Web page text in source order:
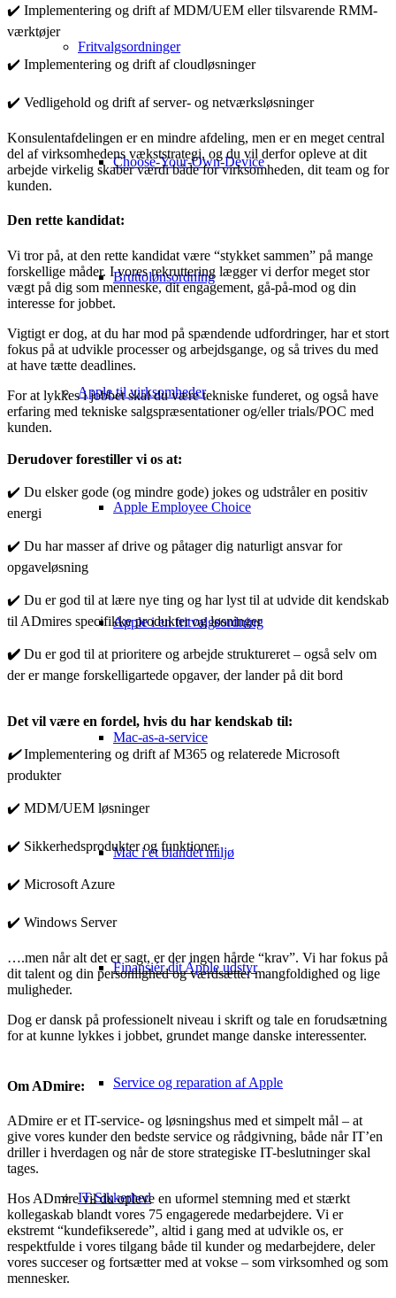
Fritvalgsordninger
Choose-Your-Own-Device
Bruttolønsordning
Apple til virksomheder
Apple Employee Choice
Apple i en fritvalgsordning
Mac-as-a-service
Mac i et blandet miljø
Finansiér dit Apple udstyr
Service og reparation af Apple
IT-Sikkerhed
✔️ Implementering og drift af MDM/UEM eller tilsvarende RMM-
værktøjer
✔️ Implementering og drift af cloudløsninger
✔️ Vedligehold og drift af server- og netværksløsninger
Konsulentafdelingen er en mindre afdeling, men er en meget central
del af virksomhedens vækststrategi, og du vil derfor opleve at dit
arbejde virkelig skaber værdi både for virksomheden, dit team og for
kunden.
Den rette kandidat:
Vi tror på, at den rette kandidat være “stykket sammen” på mange
forskellige måder. I vores rekruttering lægger vi derfor meget stor
vægt på dig som menneske, dit engagement, gå-på-mod og din
interesse for jobbet.
Vigtigt er dog, at du har mod på spændende udfordringer, har et stort
fokus på at udvikle processer og arbejdsgange, og så trives du med
at have tætte deadlines.
For at lykkes i jobbet skal du være tekniske funderet, og også have
erfaring med tekniske salgspræsentationer og/eller trials/POC med
kunden.
Derudover forestiller vi os at:
✔️ Du elsker gode (og mindre gode) jokes og udstråler en positiv
energi
✔️ Du har masser af drive og påtager dig naturligt ansvar for
opgaveløsning
✔️ Du er god til at lære nye ting og har lyst til at udvide dit kendskab
til ADmires specifikke produkter og løsninger
✔️ Du er god til at prioritere og arbejde struktureret – også selv om
der er mange forskelligartede opgaver, der lander på dit bord
Det vil være en fordel, hvis du har kendskab til:
✔️Implementering og drift af M365 og relaterede Microsoft
produkter
✔️ MDM/UEM løsninger
✔️ Sikkerhedsprodukter og funktioner
✔️ Microsoft Azure
✔️ Windows Server
….men når alt det er sagt, er der ingen hårde “krav”. Vi har fokus på
dit talent og din personlighed og værdsætter mangfoldighed og lige
muligheder.
Dog er dansk på professionelt niveau i skrift og tale en forudsætning
for at kunne lykkes i jobbet, grundet mange danske interessenter.
Om ADmire:
ADmire er et IT-service- og løsningshus med et simpelt mål – at
give vores kunder den bedste service og rådgivning, både når IT’en
driller i hverdagen og når de store strategiske IT-beslutninger skal
tages.
Hos ADmire vil du opleve en uformel stemning med et stærkt
kollegaskab blandt vores 75 engagerede medarbejdere. Vi er
ekstremt “kundefikserede”, altid i gang med at udvikle os, er
respektfulde i vores tilgang både til kunder og medarbejdere, deler
vores succeser og fortsætter med at vokse – som virksomhed og som
mennesker.